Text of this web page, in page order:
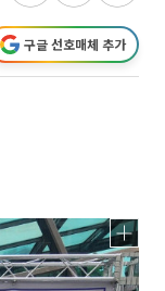
구글 선호매체 추가